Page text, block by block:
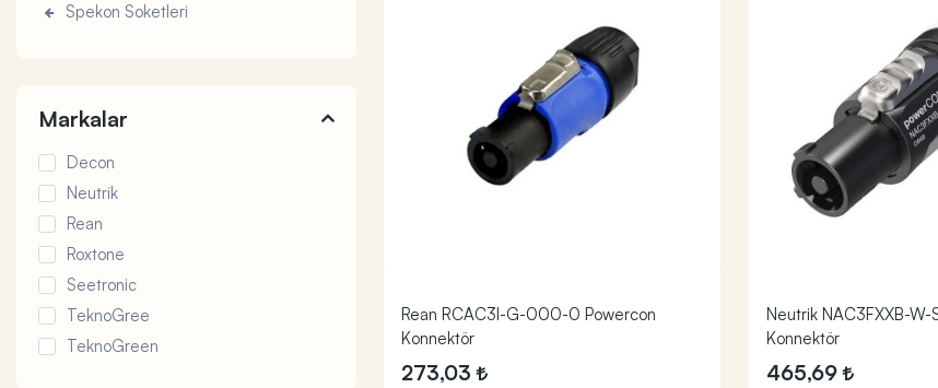
Spekon Soketleri
Markalar
Decon
Neutrik
Rean
Roxtone
Seetronic
TeknoGree
TeknoGreen
Rean RCAC3I-G-000-0 Powercon
Konnektör
273,03
Neutrik NAC3FXXB-W-
Konnektör
465,69